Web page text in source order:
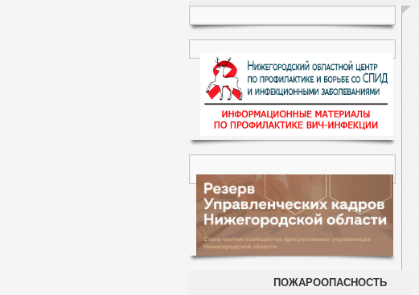
ПОЖАРООПАСНОСТЬ